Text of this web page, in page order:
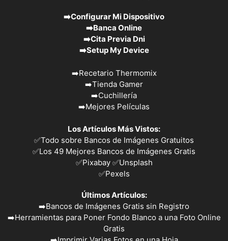
➡️Configurar Mi Dispositivo
➡️Banca Online
➡️Cita Previa Dni
➡️Setup My Device
➡️Recetario Thermomix
➡️Tienda Gamer
➡️Cuchillería
➡️Mejores Películas
Los Artículos Más Vistos:
✅Todo sobre Bancos de Imágenes Gratuitos
✅Los 49 Mejores Bancos de Imágenes Gratis
✅Pixabay ✅Unsplash
✅Pexels
Últimos Artículos:
➡️Bancos de Imágenes Gratis sin Registro
➡️Herramientas para Poner Fondo Blanco a una Foto Online
Gratis